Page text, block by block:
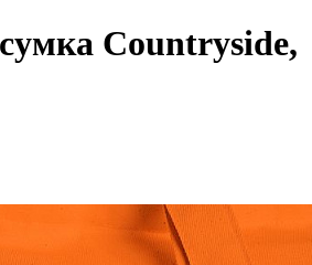
Countryside,